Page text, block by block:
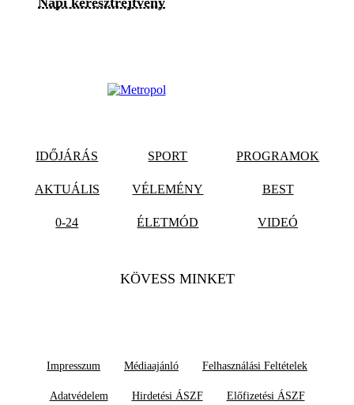
IDŐJÁRÁS SPORT PROGRAMOK
AKTUÁLIS VÉLEMÉNY BEST
0-24 ÉLETMÓD VIDEÓ
KÖVESS MINKET
Impresszum Médiaajánló Felhasználási Feltételek
Adatvédelem Hirdetési ÁSZF Előfizetési ÁSZF